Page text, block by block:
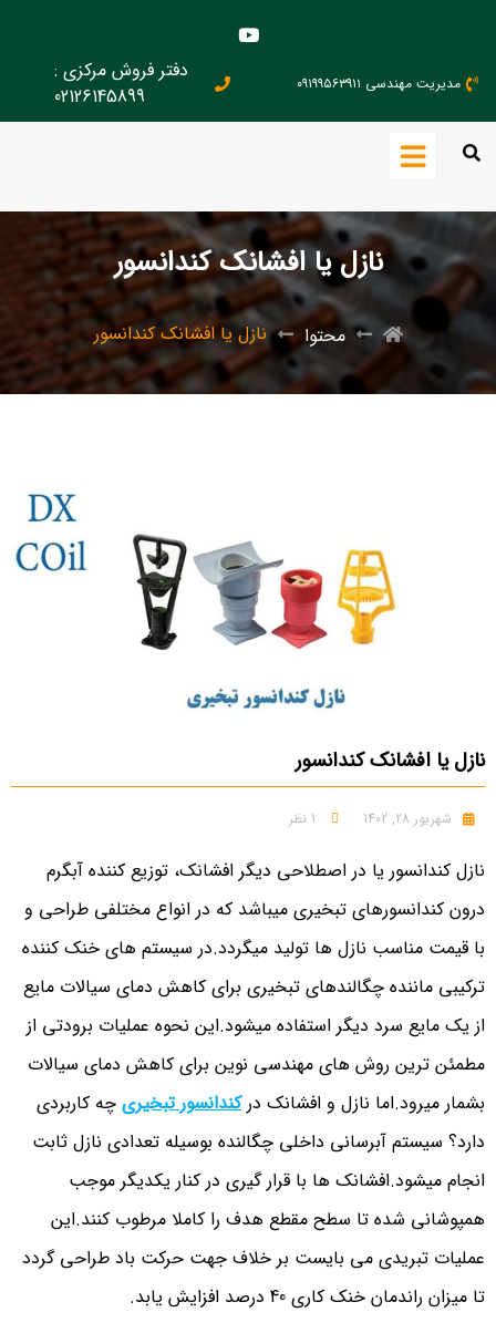
مدیریت مهندسی ۰۹۱۹۹۵۶۳۹۱۱
دفتر فروش مرکزی :
02126145899
نازل یا افشانک کندانسور
محتوا نازل یا افشانک کندانسور
نازل یا افشانک کندانسور
شهریور 28, 1402 1 نظر
نازل کندانسور یا در اصطلاحی دیگر افشانک، توزیع کننده آبگرم
درون کندانسورهای تبخیری میباشد که در انواع مختلفی طراحی و
با قیمت مناسب نازل ها تولید میگردد.در سیستم های خنک کننده
ترکیبی ماننده چگالندهای تبخیری برای کاهش دمای سیالات مایع
از یک مایع سرد دیگر استفاده میشود.این نحوه عملیات برودتی از
مطمئن ترین روش های مهندسی نوین برای کاهش دمای سیالات
بشمار میرود.اما نازل و افشانک درکندانسور تبخیری چه کاربردی
دارد؟ سیستم آبرسانی داخلی چگالنده بوسیله تعدادی نازل ثابت
انجام میشود.افشانک ها با قرار گیری در کنار یکدیگر موجب
همپوشانی شده تا سطح مقطع هدف را کاملا مرطوب کنند.این
عملیات تبریدی می بایست بر خلاف جهت حرکت باد طراحی گردد
تا میزان راندمان خنک کاری 40 درصد افزایش یابد.